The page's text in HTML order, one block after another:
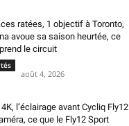
ratées, 1 objectif à Toronto,
avoue sa saison heurtée, ce
le circuit
août 4, 2026
l’éclairage avant Cycliq Fly12
ce que le Fly12 Sport